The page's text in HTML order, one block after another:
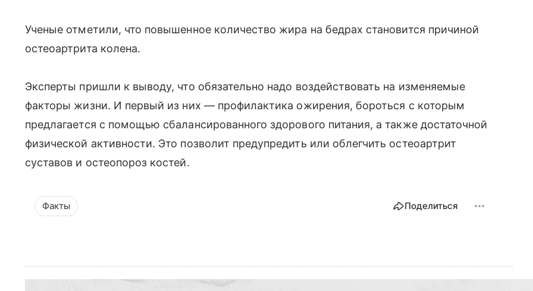
Ученые отметили, что повышенное количество жира на бедрах становится причиной
остеоартрита колена.
Эксперты пришли к выводу, что обязательно надо воздействовать на изменяемые
факторы жизни. И первый из них — профилактика ожирения, бороться с которым
предлагается с помощью сбалансированного здорового питания, а также достаточной
физической активности. Это позволит предупредить или облегчить остеоартрит
суставов и остеопороз костей.
Факты Поделиться